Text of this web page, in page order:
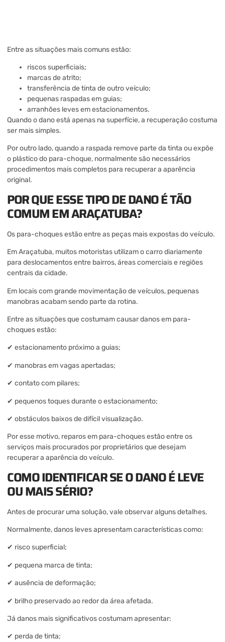
Entre as situações mais comuns estão:
riscos superficiais;
marcas de atrito;
transferência de tinta de outro veículo;
pequenas raspadas em guias;
arranhões leves em estacionamentos.
Quando o dano está apenas na superfície, a recuperação costuma
ser mais simples.
Por outro lado, quando a raspada remove parte da tinta ou expõe
o plástico do para-choque, normalmente são necessários
procedimentos mais completos para recuperar a aparência
original.
POR QUE ESSE TIPO DE DANO É TÃO
COMUM EM ARAÇATUBA?
Os para-choques estão entre as peças mais expostas do veículo.
Em Araçatuba, muitos motoristas utilizam o carro diariamente
para deslocamentos entre bairros, áreas comerciais e regiões
centrais da cidade.
Em locais com grande movimentação de veículos, pequenas
manobras acabam sendo parte da rotina.
Entre as situações que costumam causar danos em para-
choques estão:
✔ estacionamento próximo a guias;
✔ manobras em vagas apertadas;
✔ contato com pilares;
✔ pequenos toques durante o estacionamento;
✔ obstáculos baixos de difícil visualização.
Por esse motivo, reparos em para-choques estão entre os
serviços mais procurados por proprietários que desejam
recuperar a aparência do veículo.
COMO IDENTIFICAR SE O DANO É LEVE
OU MAIS SÉRIO?
Antes de procurar uma solução, vale observar alguns detalhes.
Normalmente, danos leves apresentam características como:
✔ risco superficial;
✔ pequena marca de tinta;
✔ ausência de deformação;
✔ brilho preservado ao redor da área afetada.
Já danos mais significativos costumam apresentar:
✔ perda de tinta;